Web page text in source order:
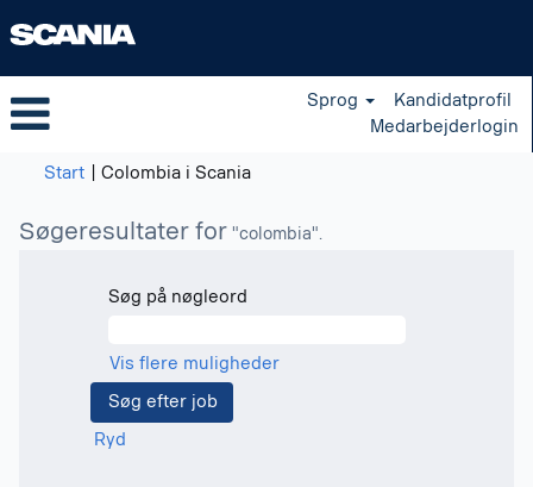
Sprog
Kandidatprofil
Medarbejderlogin
Start Colombia i Scania(aktuel
Søgeresultater for "colombia".
Søg på nøgleord
Vis flere muligheder
Ryd